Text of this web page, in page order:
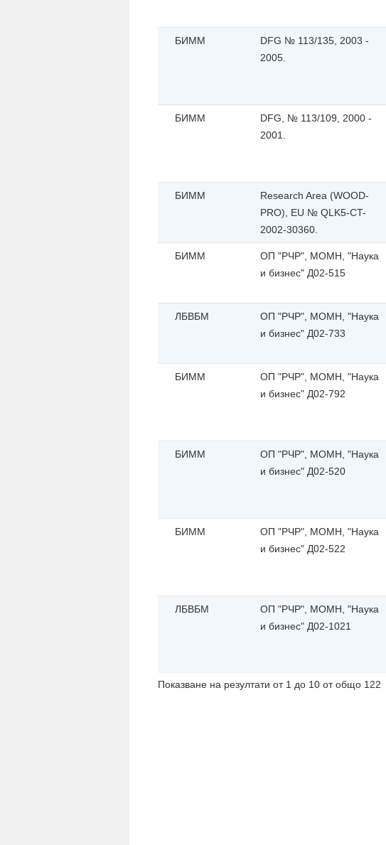
БИММ
DFG № 113/135, 2003 -
2005.
БИММ
DFG, № 113/109, 2000 -
2001.
БИММ
Research Area (WOOD-
PRO), EU № QLK5-CT-
2002-30360.
БИММ
ОП "РЧР", МОМН, "Наука
и бизнес" Д02-515
ЛБВБМ
ОП "РЧР", МОМН, "Наука
и бизнес" Д02-733
БИММ
ОП "РЧР", МОМН, "Наука
и бизнес" Д02-792
БИММ
ОП "РЧР", МОМН, "Наука
и бизнес" Д02-520
БИММ
ОП "РЧР", МОМН, "Наука
и бизнес" Д02-522
ЛБВБМ
ОП "РЧР", МОМН, "Наука
и бизнес" Д02-1021
Показване на резултати от 1 до 10 от общо 122